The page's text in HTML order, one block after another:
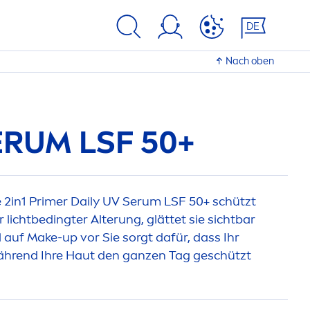
DE
Nach oben
LSF 50+
2in1 Primer Daily UV Serum LSF 50+ schützt
lichtbedingter Alterung, glättet sie sichtbar
Make-up vor Sie sorgt dafür, dass Ihr
Ihre Haut den ganzen Tag geschützt